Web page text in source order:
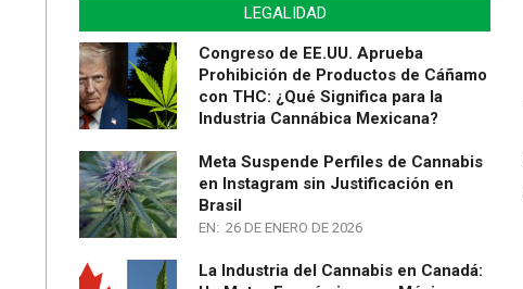
LEGALIDAD
Congreso de EE.UU. Aprueba
Prohibición de Productos de Cáñamo
con THC: ¿Qué Significa para la
Industria Cannábica Mexicana?
Meta Suspende Perfiles de Cannabis
en Instagram sin Justificación en
Brasil
EN: 26 DE ENERO DE 2026
La Industria del Cannabis en Canadá: